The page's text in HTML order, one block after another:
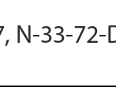
N-33-72-